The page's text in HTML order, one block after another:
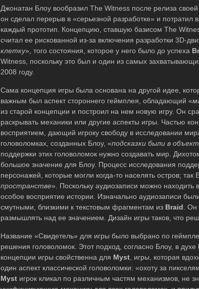
Джонатан Блоу вообразил The Witness после релиза
он сделал перерыв в «серьезной разработке» и
каждый прототип. Концепцию, ставшую базисом The
считал ее рискованной из-за включения разработки 3D-
клетку», того состояния, которое у него было до успеха
Witness, поскольку это был и один из самых
2008 году.
Сама концепция игры была основана на другой идее,
важным был аспект стороннего геймплея, обладающий «
из старой концепции и построил на нем новую игру. Он
раскрывать механики или другие аспекты игры. Частью
восприятием, дающий игроку свободу в исследовании
головоломках, созданных Блоу, «подсказки были в
поддержки этих головоломок нужно создавать мир.
большое значение для Блоу. Процесс исследования
персонажей, которые могли когда-то населять остров; так
пространстве». Поскольку аудиозаписи можно находить
особое восприятие истории. Изначально аудиозаписи
смутными, близкими к текстовым фрагментам из Braid .
размышлять над ее значением. Дизайн игры таков, что
Название «Свидетель» для игры было выбрано по
решения головоломок. Этот подход, согласно Блоу, в духе
концепции игры свойственна для Myst , игры, которая
один аспект классической головоломки: «охоту за
Myst игрок кликал по различным частям механизмов, не